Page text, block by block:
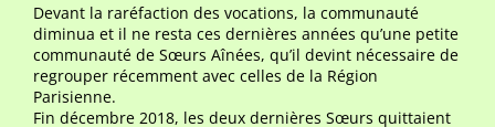
Devant la raréfaction des vocations, la communauté
diminua et il ne resta ces dernières années qu’une petite
communauté de Sœurs Aînées, qu’il devint nécessaire de
regrouper récemment avec celles de la Région
Parisienne.
Fin décembre 2018, les deux dernières Sœurs quittaient